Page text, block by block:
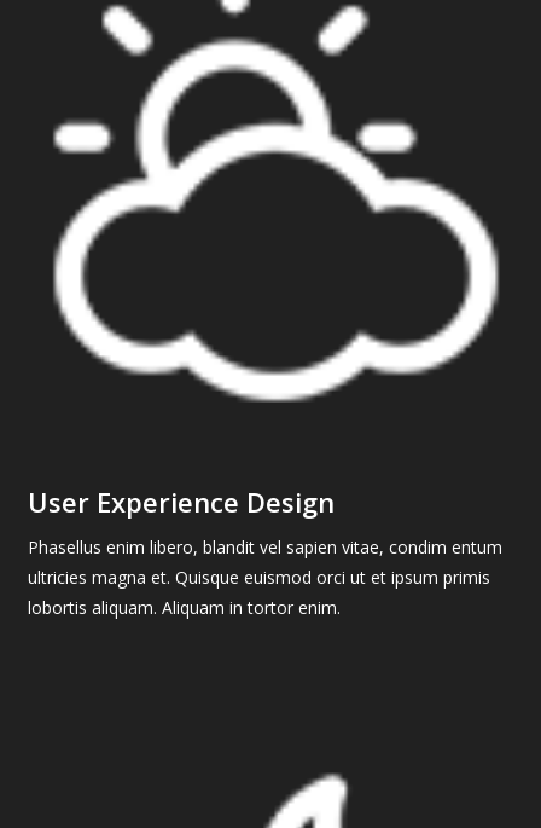
User Experience Design
Phasellus enim libero, blandit vel sapien vitae, condim entum
ultricies magna et. Quisque euismod orci ut et ipsum primis
lobortis aliquam. Aliquam in tortor enim.